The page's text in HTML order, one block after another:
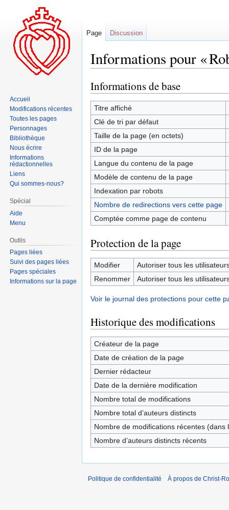
Informations pour «
Aller
à
la
navigation
Aller
à
la
recherche
Informations de base
Titre affiché
Clé de tri par défaut
Taille de la page (en octets)
ID de la page
Langue du contenu de la page
Modèle de contenu de la page
Indexation par robots
Nombre de redirections vers cette page
Comptée comme page de contenu
Protection de la page
Modifier
Autoriser tous les
Renommer
Autoriser tous les
Voir le journal des protections pour cette
Historique des modifications
Créateur de la page
Date de création de la page
Dernier rédacteur
Date de la dernière modification
Nombre total de modifications
Nombre total d’auteurs distincts
Nombre de modifications récentes (dans
Nombre d’auteurs distincts récents
Page Discussion
Accueil
Modifications récentes
Toutes les pages
Personnages
Bibliothèque
Nous écrire
Informations
rédactionnelles
Liens
Qui sommes-nous?
Spécial
Aide
Menu
Outils
Pages liées
Suivi des pages liées
Pages spéciales
Informations sur la page
Politique de confidentialité À propos de Christ-